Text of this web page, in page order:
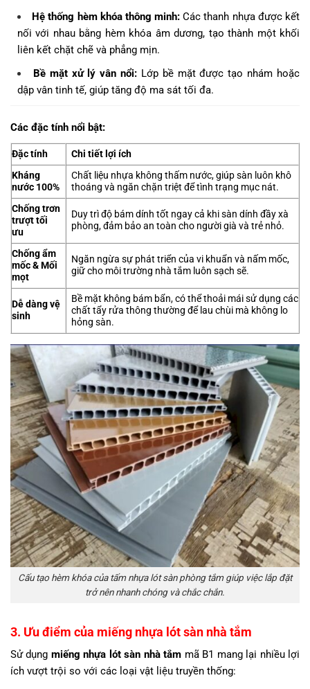
Hệ thống hèm khóa thông minh: Các thanh nhựa được kết
nối với nhau bằng hèm khóa âm dương, tạo thành một khối
liên kết chặt chẽ và phẳng mịn.
Bề mặt xử lý vân nổi: Lớp bề mặt được tạo nhám hoặc
dập vân tinh tế, giúp tăng độ ma sát tối đa.
Các đặc tính nổi bật:
Đặc tính
Chi tiết lợi ích
Kháng
nước 100%
Chất liệu nhựa không thấm nước, giúp sàn luôn khô
thoáng và ngăn chặn triệt để tình trạng mục nát.
Chống trơn
trượt tối
ưu
Duy trì độ bám dính tốt ngay cả khi sàn dính đầy xà
phòng, đảm bảo an toàn cho người già và trẻ nhỏ.
Chống ẩm
mốc & Mối
mọt
Ngăn ngừa sự phát triển của vi khuẩn và nấm mốc,
giữ cho môi trường nhà tắm luôn sạch sẽ.
Dễ dàng vệ
sinh
Bề mặt không bám bẩn, có thể thoải mái sử dụng các
chất tẩy rửa thông thường để lau chùi mà không lo
hỏng sàn.
Cấu tạo hèm khóa của tấm nhựa lót sàn phòng tắm giúp việc lắp đặt
trở nên nhanh chóng và chắc chắn.
3. Ưu điểm của miếng nhựa lót sàn nhà tắm
Sử dụng miếng nhựa lót sàn nhà tắm mã B1 mang lại nhiều lợi
ích vượt trội so với các loại vật liệu truyền thống: